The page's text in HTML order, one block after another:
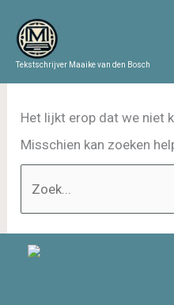
naar
Tekstschrijver Maaike van den Bosch
Het lijkt erop dat we niet
Misschien kan zoeken
naar: